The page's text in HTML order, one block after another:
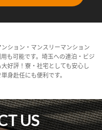
ション・マンスリーマンション
も可能です。埼玉への連泊・ビジ
好評！寮・社宅としても安心し
身赴任にも便利です。
US